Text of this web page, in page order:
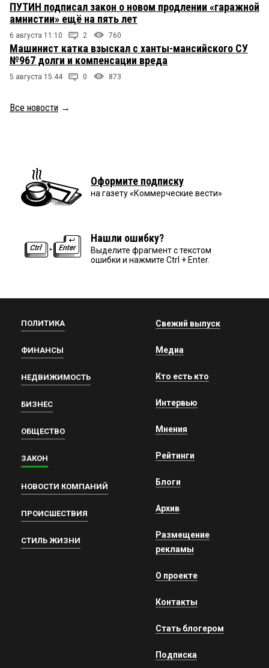
ПУТИН подписал закон о новом продлении «гаражной
амнистии» ещё на пять лет
6 августа 11:10 2 760
Машинист катка взыскал с ханты-мансийского СУ
№967 долги и компенсации вреда
5 августа 15:44 0 873
Все новости →
Оформите подписку
на газету «Коммерческие вести»
Нашли ошибку?
Выделите фрагмент с текстом
ошибки и нажмите Ctrl + Enter.
ПОЛИТИКА
ФИНАНСЫ
НЕДВИЖИМОСТЬ
БИЗНЕС
ОБЩЕСТВО
ЗАКОН
НОВОСТИ КОМПАНИЙ
ПРОИСШЕСТВИЯ
СТИЛЬ ЖИЗНИ
Свежий выпуск
Медиа
Кто есть кто
Интервью
Мнения
Рейтинги
Блоги
Архив
Размещение
рекламы
О проекте
Контакты
Стать блогером
Подписка